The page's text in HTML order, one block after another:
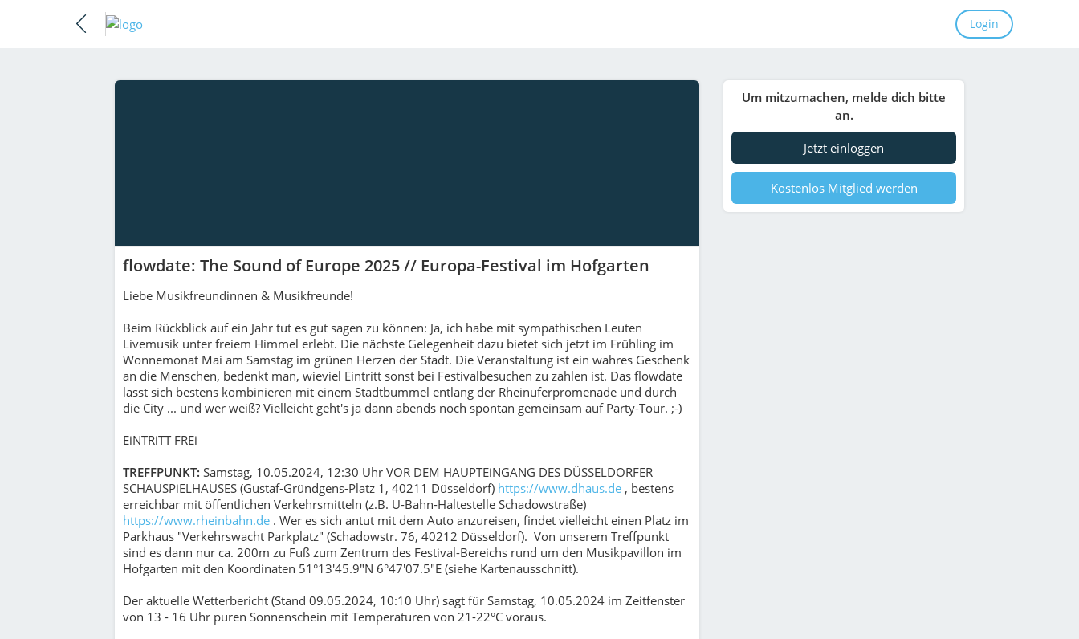
Login
Um mitzumachen, melde dich bitte
an.
Jetzt einloggen
Kostenlos Mitglied werden
flowdate: The Sound of Europe 2025 // Europa-Festival im Hofgarten
Liebe Musikfreundinnen & Musikfreunde!
Beim Rückblick auf ein Jahr tut es gut sagen zu können: Ja, ich habe mit sympathischen Leuten
Livemusik unter freiem Himmel erlebt. Die nächste Gelegenheit dazu bietet sich jetzt im Frühling im
Wonnemonat Mai am Samstag im grünen Herzen der Stadt. Die Veranstaltung ist ein wahres Geschenk
an die Menschen, bedenkt man, wieviel Eintritt sonst bei Festivalbesuchen zu zahlen ist. Das flowdate
lässt sich bestens kombinieren mit einem Stadtbummel entlang der Rheinuferpromenade und durch
die City ... und wer weiß? Vielleicht geht's ja dann abends noch spontan gemeinsam auf Party-Tour. ;-)
EiNTRiTT FREi
TREFFPUNKT: Samstag, 10.05.2024, 12:30 Uhr VOR DEM HAUPTEiNGANG DES DÜSSELDORFER
SCHAUSPiELHAUSES (Gustaf-Gründgens-Platz 1, 40211 Düsseldorf) https://www.dhaus.de , bestens
erreichbar mit öffentlichen Verkehrsmitteln (z.B. U-Bahn-Haltestelle Schadowstraße)
https://www.rheinbahn.de . Wer es sich antut mit dem Auto anzureisen, findet vielleicht einen Platz im
Parkhaus "Verkehrswacht Parkplatz" (Schadowstr. 76, 40212 Düsseldorf). Von unserem Treffpunkt
sind es dann nur ca. 200m zu Fuß zum Zentrum des Festival-Bereichs rund um den Musikpavillon im
Hofgarten mit den Koordinaten 51°13'45.9"N 6°47'07.5"E (siehe Kartenausschnitt).
Der aktuelle Wetterbericht (Stand 09.05.2024, 10:10 Uhr) sagt für Samstag, 10.05.2024 im Zeitfenster
von 13 - 16 Uhr puren Sonnenschein mit Temperaturen von 21-22°C voraus.